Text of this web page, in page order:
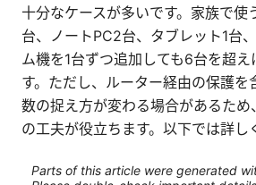
十分なケースが多いです。家族で使
台、ノートPC2台、タブレット1台
ム機を1台ずつ追加しても6台を超
す。ただし、ルーター経由の保護を
数の捉え方が変わる場合があるた
の工夫が役立ちます。以下では詳し
Parts of this article were generated